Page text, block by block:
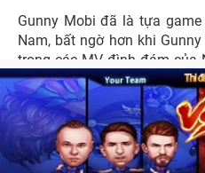
Gunny Mobi đã là tựa
Nam, bất ngờ hơn khi
trong các MV đình đám của
Chi Dân, Duy Khánh Zhou